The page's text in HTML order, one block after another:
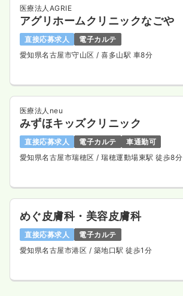
医療法人AGRIE
アグリホームクリニックなごや
直接応募求人
電子カルテ
愛知県名古屋市守山区 / 喜多山駅 車8分
医療法人neu
みずほキッズクリニック
直接応募求人 電子カルテ
車通勤可
愛知県名古屋市瑞穂区 / 瑞穂運動場東駅 徒歩8分
めぐ皮膚科・美容皮膚科
直接応募求人
電子カルテ
愛知県名古屋市港区 / 築地口駅 徒歩1分